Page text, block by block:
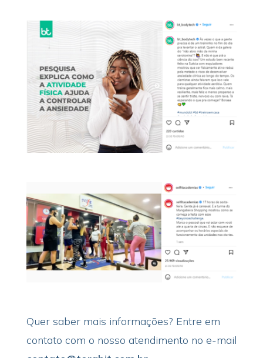
Quer saber mais informações? Entre em
contato com o nosso atendimento no e-mail